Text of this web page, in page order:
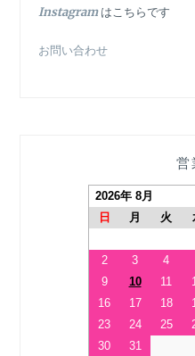
Instagramはこちらです
お問い合わせ
営
2026年 8月
日
月 火
2
3 4
9
10 11
16
17 18
23
24 25
30
31